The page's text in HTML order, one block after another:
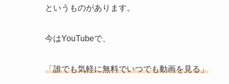
というものがあります。
今はYouTubeで、
「誰でも気軽に無料でいつでも動画を見る」